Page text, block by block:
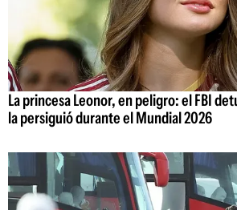
La princesa Leonor, en peligro: el FBI
la persiguió durante el Mundial 2026